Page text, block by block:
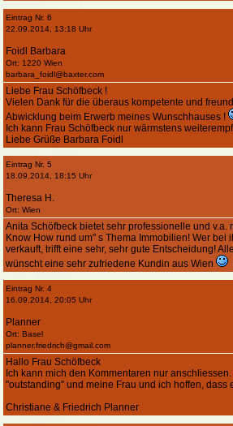
Eintrag Nr. 6
22.09.2014, 13:18 Uhr
Foidl Barbara
Ort: 1220 Wien
barbara_foidl@baxter.com
Liebe Frau Schöfbeck !
Vielen Dank für die überaus kompetente und
Abwicklung beim Erwerb meines Wunschhauses !
Ich kann Frau Schöfbeck nur wärmstens
Liebe Grüße Barbara Foidl
Eintrag Nr. 5
18.09.2014, 18:15 Uhr
Theresa H.
Ort: Wien
Anita Schöfbeck bietet sehr professionelle und v.a.
Know How rund um" s Thema Immobilien! Wer bei
verkauft, trifft eine sehr, sehr gute Entscheidung!
wünscht eine sehr zufriedene Kundin aus Wien
Eintrag Nr. 4
16.09.2014, 20:05 Uhr
Planner
Ort: Basel
planner.friedrich@gmail.com
Hallo Frau Schöfbeck
Ich kann mich den Kommentaren nur
"outstanding" und meine Frau und ich hoffen, dass
Christiane & Friedrich Planner